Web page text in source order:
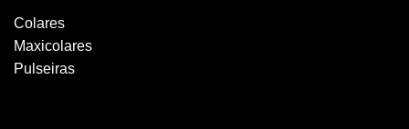
Colares
Maxicolares
Pulseiras